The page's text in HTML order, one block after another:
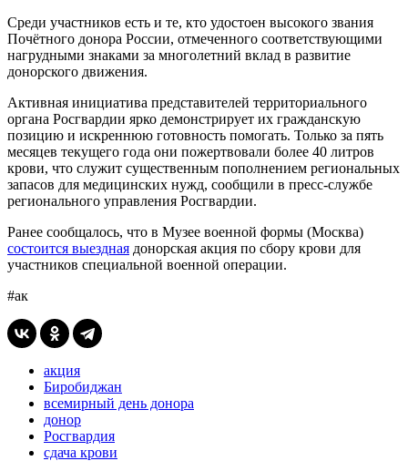
Среди участников есть и те, кто удостоен высокого звания
Почётного донора России, отмеченного соответствующими
нагрудными знаками за многолетний вклад в развитие
донорского движения.
Активная инициатива представителей территориального
органа Росгвардии ярко демонстрирует их гражданскую
позицию и искреннюю готовность помогать. Только за пять
месяцев текущего года они пожертвовали более 40 литров
крови, что служит существенным пополнением региональных
запасов для медицинских нужд, сообщили в пресс-службе
регионального управления Росгвардии.
Ранее сообщалось, что в Музее военной формы (Москва)
состоится выездная донорская акция по сбору крови для
участников специальной военной операции.
#ак
акция
Биробиджан
всемирный день донора
донор
Росгвардия
сдача крови